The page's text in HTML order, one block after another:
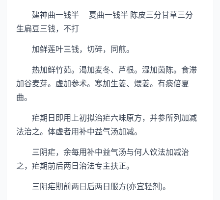
建神曲一钱半 夏曲一钱半 陈皮三分甘草三分
生扁豆三钱，不打
加鲜莲叶三钱，切碎，同煎。
热加鲜竹茹。渴加麦冬、芦根。湿加茵陈。食滞
加谷麦芽。虚加参术。寒加生姜、煨姜。有痰倍夏
曲。
疟期日即用上初拟治疟六味原方，并参所列加减
法治之。体虚者用补中益气汤加减。
三阴疟，余每用补中益气汤与何人饮法加减治
之，疟期前后两日治法专主扶正。
三阴疟期前两日后两日服方(亦宜轻剂)。